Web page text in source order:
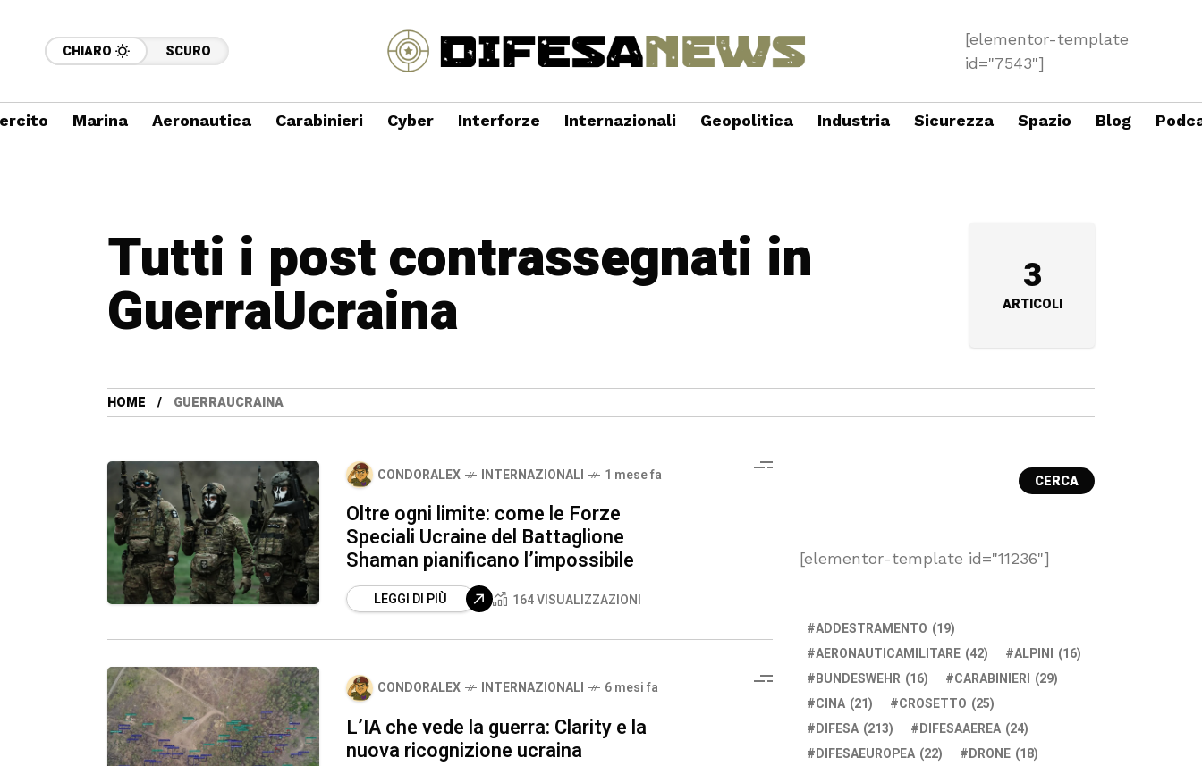
CHIARO SCURO
[elementor-template
id="7543"]
Marina Aeronautica Carabinieri Cyber Interforze Internazionali Geopolitica Industria Sicurezza Spazio Blog
Tutti i post contrassegnati in
GuerraUcraina 3
ARTICOLI
HOME GUERRAUCRAINA
CONDORALEX INTERNAZIONALI 1 mese fa
Oltre ogni limite: come le Forze
Speciali Ucraine del Battaglione
Shaman pianificano l’impossibile
LEGGI DI PIÙ 164 VISUALIZZAZIONI
CONDORALEX INTERNAZIONALI 6 mesi fa
L’IA che vede la guerra: Clarity e la
nuova ricognizione ucraina
CERCA
[elementor-template id="11236"]
ADDESTRAMENTO (19)
AERONAUTICAMILITARE (42) ALPINI (16)
BUNDESWEHR (16) CARABINIERI (29)
CINA (21) CROSETTO (25)
DIFESA (213) DIFESAAEREA (24)
DIFESAEUROPEA (22) DRONE (18)